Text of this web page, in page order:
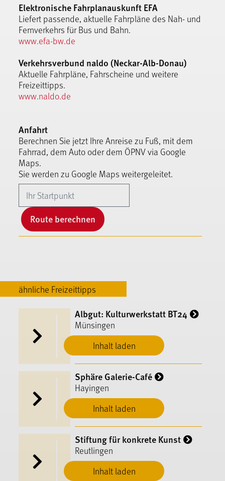
Elektronische Fahrplanauskunft EFA
Liefert passende, aktuelle Fahrpläne des Nah- und
Fernverkehrs für Bus und Bahn.
www.efa-bw.de
Verkehrsverbund naldo (Neckar-Alb-Donau)
Aktuelle Fahrpläne, Fahrscheine und weitere
Freizeittipps.
www.naldo.de
Anfahrt
Berechnen Sie jetzt Ihre Anreise zu Fuß, mit dem
Fahrrad, dem Auto oder dem ÖPNV via Google
Maps.
Sie werden zu Google Maps weitergeleitet.
Route berechnen
ähnliche Freizeittipps
Inhalt laden
Albgut: Kulturwerkstatt BT24
Münsingen
Inhalt laden
Sphäre Galerie-Café
Hayingen
Inhalt laden
Stiftung für konkrete Kunst
Reutlingen